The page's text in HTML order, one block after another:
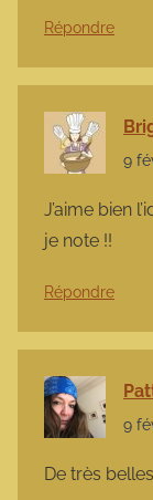
Répondre
9
J’aime bien
je note !!
Répondre
9
De très